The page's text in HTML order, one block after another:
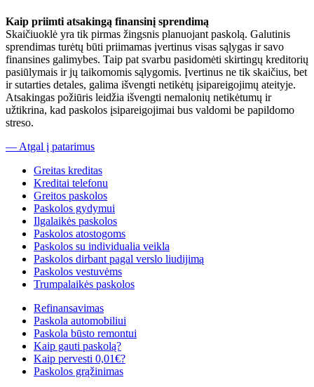
Kaip priimti atsakingą finansinį sprendimą
Skaičiuoklė yra tik pirmas žingsnis planuojant paskolą. Galutinis
sprendimas turėtų būti priimamas įvertinus visas sąlygas ir savo
finansines galimybes. Taip pat svarbu pasidomėti skirtingų kreditorių
pasiūlymais ir jų taikomomis sąlygomis. Įvertinus ne tik skaičius, bet
ir sutarties detales, galima išvengti netikėtų įsipareigojimų ateityje.
Atsakingas požiūris leidžia išvengti nemalonių netikėtumų ir
užtikrina, kad paskolos įsipareigojimai bus valdomi be papildomo
streso.
— Atgal į patarimus
Greitas kreditas
Kreditai telefonu
Greitos paskolos
Paskolos gydymui
Ilgalaikės paskolos
Paskolos atostogoms
Paskolos su individualia veikla
Paskolos dirbant pagal verslo liudijimą
Paskolos vestuvėms
Trumpalaikės paskolos
Refinansavimas
Paskola automobiliui
Paskola būsto remontui
Kaip gauti paskolą?
Kaip pervesti 0,01€?
Paskolos grąžinimas